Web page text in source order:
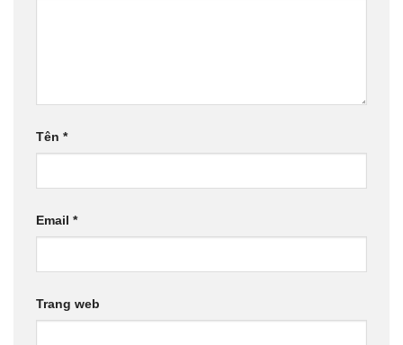
Tên *
Email *
Trang web